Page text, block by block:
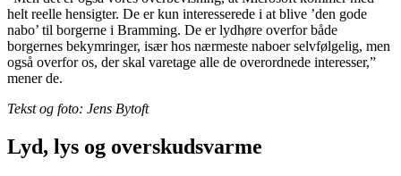
helt reelle hensigter. De er kun interesserede i at blive ’den gode
nabo’ til borgerne i Bramming. De er lydhøre overfor både
borgernes bekymringer, især hos nærmeste naboer selvfølgelig, men
også overfor os, der skal varetage alle de overordnede interesser,”
mener de.
Tekst og foto: Jens Bytoft
Lyd, lys og overskudsvarme